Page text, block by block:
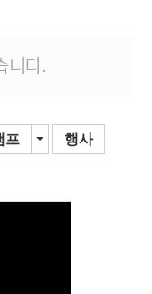
니다.
프 Toggle Dropdown
행사